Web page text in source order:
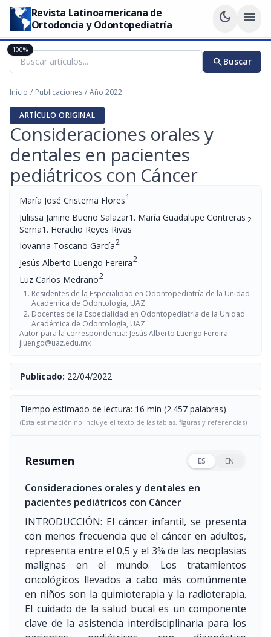
Revista Latinoamericana de
Ortodoncia y Odontopediatría
dark_mode menu
searchBuscar
Inicio / Publicaciones / Año 2022
ARTÍCULO ORIGINAL
Consideraciones orales y
dentales en pacientes
pediátricos con Cáncer
María José Cristerna Flores1
Julissa Janine Bueno Salazar1. María Guadalupe Contreras
Serna1. Heraclio Reyes Rivas
2
Iovanna Toscano García2
Jesús Alberto Luengo Fereira2
Luz Carlos Medrano2
Residentes de la Especialidad en Odontopediatría de la Unidad
Académica de Odontología, UAZ
Docentes de la Especialidad en Odontopediatría de la Unidad
Académica de Odontología, UAZ
Autor para la correspondencia: Jesús Alberto Luengo Fereira —
jluengo@uaz.edu.mx
Publicado: 22/04/2022
Tiempo estimado de lectura: 16 min (2.457 palabras)
(Esta estimación no incluye el texto de las tablas, figuras y referencias)
Resumen ES EN
Consideraciones orales y dentales en
pacientes pediátricos con Cáncer
INTRODUCCIÓN: El cáncer infantil, se presenta
con menos frecuencia que el cáncer en adultos,
representa entre el 0,5 y el 3% de las neoplasias
malignas en el mundo. Los tratamientos
oncológicos llevados a cabo más comúnmente
en niños son la quimioterapia y la radioterapia.
El cuidado de la salud bucal es un componente
clave de la asistencia interdisciplinaria para los
100%